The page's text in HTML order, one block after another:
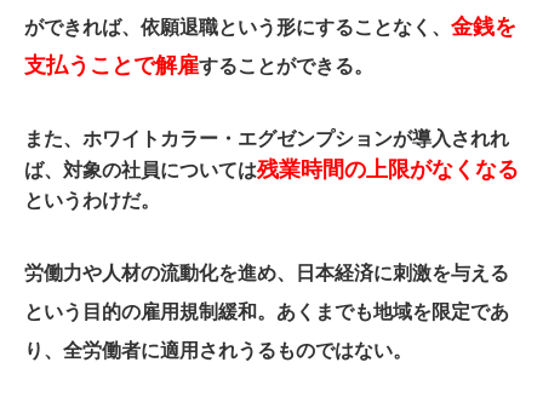
ができれば、依願退職という形にすることなく、 金銭を
支払うことで解雇することができる。
また、ホワイトカラー・エグゼンプションが導入されれ
ば、対象の社員については残業時間の上限がなくなる
というわけだ。
労働力や人材の流動化を進め、日本経済に刺激を与える
という目的の雇用規制緩和。あくまでも地域を限定であ
り、全労働者に適用されうるものではない。